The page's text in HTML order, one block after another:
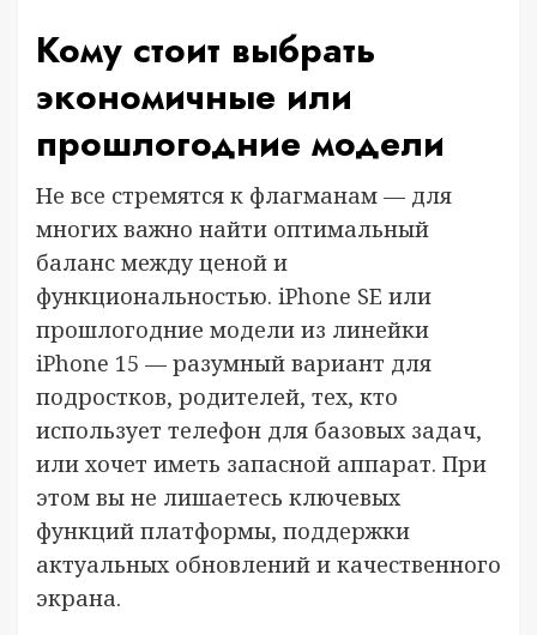
Кому стоит выбрать
экономичные или
прошлогодние модели
Не все стремятся к флагманам — для
многих важно найти оптимальный
баланс между ценой и
функциональностью. iPhone SE или
прошлогодние модели из линейки
iPhone 15 — разумный вариант для
подростков, родителей, тех, кто
использует телефон для базовых задач,
или хочет иметь запасной аппарат. При
этом вы не лишаетесь ключевых
функций платформы, поддержки
актуальных обновлений и качественного
экрана.